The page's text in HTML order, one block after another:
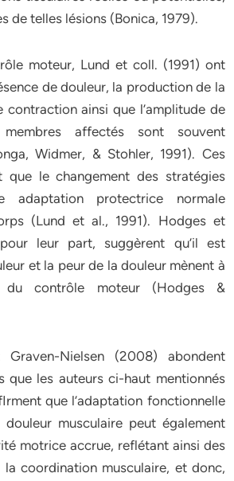
de telles lésions (Bonica, 1979).
moteur, Lund et coll. (1991) ont
de douleur, la production de la
ainsi que l’amplitude de
affectés sont souvent
Widmer, & Stohler, 1991). Ces
que le changement des stratégies
adaptation protectrice normale
(Lund et al., 1991). Hodges et
leur part, suggèrent qu’il est
et la peur de la douleur mènent à
du contrôle moteur (Hodges &
Graven-Nielsen (2008) abondent
que les auteurs ci-haut mentionnés
que l’adaptation fonctionnelle
musculaire peut également
motrice accrue, reflétant ainsi des
la coordination musculaire, et donc,